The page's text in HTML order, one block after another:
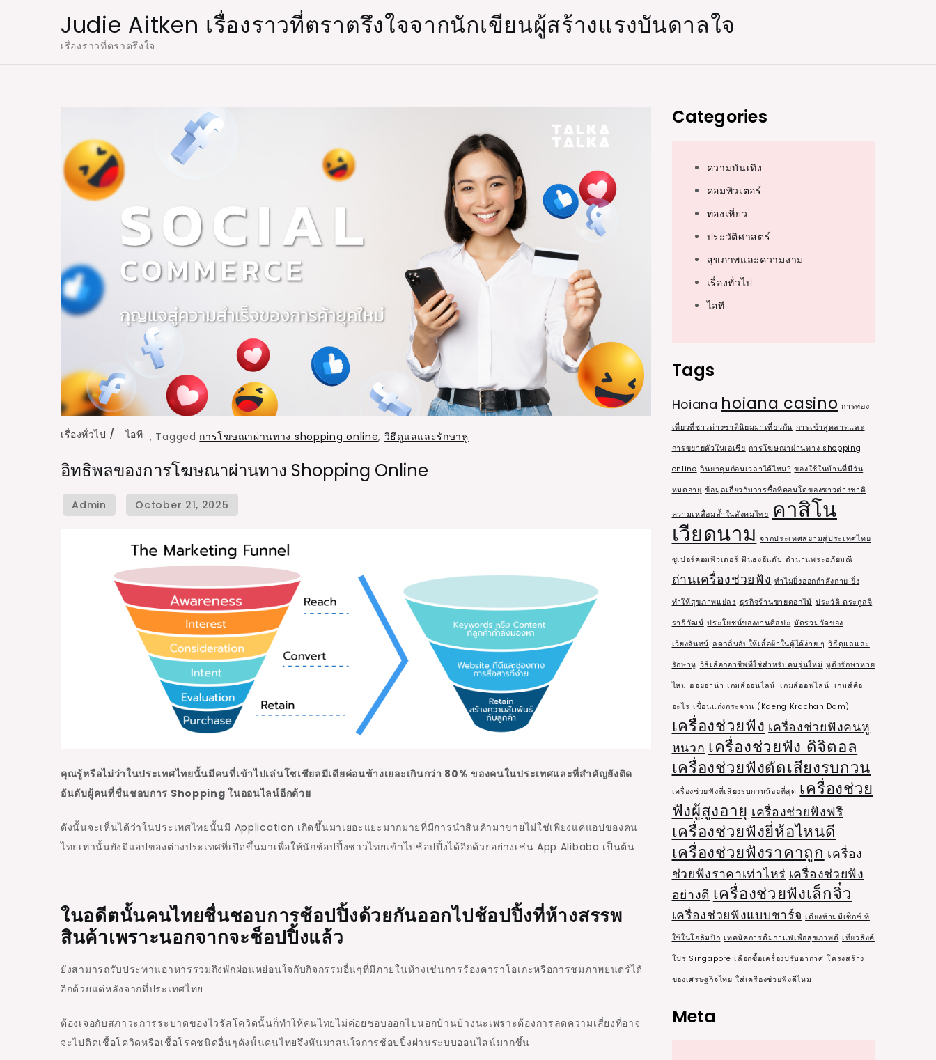
Judie Aitken เรื่องราวที่ตราตรึงใจจากนักเขียนผู้สร้างแรงบันดาลใจ
เรื่องราวที่ตราตรึงใจ
เรื่องทั่วไป ,
ไอที Tagged การโฆษณาผ่านทาง shopping online, วิธีดูแลและรักษาหู
อิทธิพลของการโฆษณาผ่านทาง Shopping Online
คุณรู้หรือไม่ว่าในประเทศไทยนั้นมีคนที่เข้าไปเล่นโซเชียลมีเดียค่อนข้างเยอะเกินกว่า 80% ของคนในประเทศและที่สำคัญยังติด
อันดับผู้คนที่ชื่นชอบการ Shopping ในออนไลน์อีกด้วย
ดังนั้นจะเห็นได้ว่าในประเทศไทยนั้นมี Application เกิดขึ้นมาเยอะแยะมากมายที่มีการนำสินค้ามาขายไม่ใช่เพียงแค่แอปของคน
ไทยเท่านั้นยังมีแอปของต่างประเทศที่เปิดขึ้นมาเพื่อให้นักช้อปปิ้งชาวไทยเข้าไปช้อปปิ้งได้อีกด้วยอย่างเช่น App Alibaba เป็นต้น
ในอดีตนั้นคนไทยชื่นชอบการช้อปปิ้งด้วยกันออกไปช้อปปิ้งที่ห้างสรรพ
สินค้าเพราะนอกจากจะช็อปปิ้งแล้ว
ยังสามารถรับประทานอาหารรวมถึงพักผ่อนหย่อนใจกับกิจกรรมอื่นๆที่มีภายในห้างเช่นการร้องคาราโอเกะหรือการชมภาพยนตร์ได้
อีกด้วยแต่หลังจากที่ประเทศไทย
ต้องเจอกับสภาวะการระบาดของไวรัสโควิดนั้นก็ทำให้คนไทยไม่ค่อยชอบออกไปนอกบ้านบ้างนะเพราะต้องการลดความเสี่ยงที่อาจ
จะไปติดเชื้อโควิดหรือเชื้อโรคชนิดอื่นๆดังนั้นคนไทยจึงหันมาสนใจการช้อปปิ้งผ่านระบบออนไลน์มากขึ้น
Categories
ความบันเทิง
คอมพิวเตอร์
ท่องเที่ยว
ประวัติศาสตร์
สุขภาพและความงาม
เรื่องทั่วไป
ไอที
Tags
Hoiana hoiana casino การท่อง
เที่ยวที่ชาวต่างชาตินิยมมาเที่ยวกัน การเข้าสู่ตลาดและ
การขยายตัวในเอเชีย การโฆษณาผ่านทาง shopping
online กินยาคุมก่อนเวลาได้ไหม? ของใช้ในบ้านที่มีวัน
หมดอายุ ข้อมูลเกี่ยวกับการซื้อทีคอนโดของชาวต่างชาติ
ความเหลื่อมล้ำในสังคมไทย คาสิโน
เวียดนาม จากประเทศสยามสู่ประเทศไทย
ซูเปอร์คอมพิวเตอร์ ฟันธงอันดับ ตำนานพระอภัยมณี
ถ่านเครื่องช่วยฟัง ทำไมยิ่งออกกำลังกาย ยิ่ง
ทำให้สุขภาพแย่ลง ธุรกิจร้านขายดอกไม้ ประวัติ ตระกูลจิ
ราธิวัฒน์ ประโยชน์ของงานศิลปะ มัดรวมวัดของ
เวียงจันทน์ ลดกลิ่นอับให้เสื้อผ้าในตู้ได้ง่าย ๆ วิธีดูแลและ
รักษาหู วิธีเลือกอาชีพที่ใช่สำหรับคนรุ่นใหม่ หูตึงรักษาหาย
ไหม ฮอยอาน่า เกมส์ออนไลน์ เกมส์ออฟไลน์ เกมส์คือ
อะไร เขื่อนแก่งกระจาน (Kaeng Krachan Dam)
เครื่องช่วยฟัง เครื่องช่วยฟังคนหู
หนวก เครื่องช่วยฟัง ดิจิตอล
เครื่องช่วยฟังตัดเสียงรบกวน
เครื่องช่วยฟังที่เสียงรบกวนน้อยที่สุด เครื่องช่วย
ฟังผู้สูงอายุ เครื่องช่วยฟังฟรี
เครื่องช่วยฟังยี่ห้อไหนดี
เครื่องช่วยฟังราคาถูก เครื่อง
ช่วยฟังราคาเท่าไหร่ เครื่องช่วยฟัง
อย่างดี เครื่องช่วยฟังเล็กจิ๋ว
เครื่องช่วยฟังแบบชาร์จ เตียงห้ามมีเซ็กซ์ ที่
ใช้ในโอลิมปิก เทคนิคการดื่มกาแฟเพื่อสุขภาพดี เที่ยวสิงค์
โปร Singapore เลือกซื้อเครื่องปรับอากาศ โครงสร้าง
ของเศรษฐกิจไทย ใส่เครื่องช่วยฟังดีไหม
Meta